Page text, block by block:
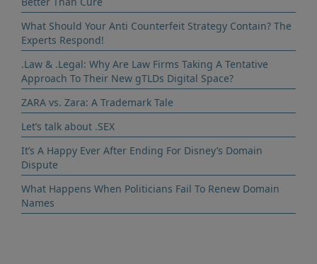
What Should Your Anti Counterfeit Strategy Contain? The
Experts Respond!
.Law & .Legal: Why Are Law Firms Taking A Tentative
Approach To Their New gTLDs Digital Space?
ZARA vs. Zara: A Trademark Tale
Let’s talk about .SEX
It’s A Happy Ever After Ending For Disney’s Domain
Dispute
What Happens When Politicians Fail To Renew Domain
Names